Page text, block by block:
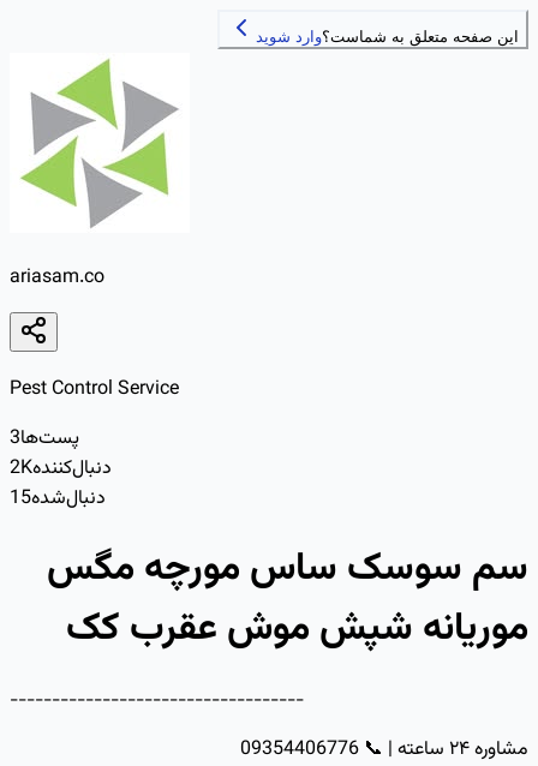
این صفحه متعلق به شماست؟وارد شوید
ariasam.co
Pest Control Service
3پست‌ها
2Kدنبال‌کننده
15دنبال‌شده
سم سوسک ساس مورچه مگس
موریانه شپش موش عقرب کک
-----------------------------------
مشاوره ۲۴ ساعته | 📞 09354406776